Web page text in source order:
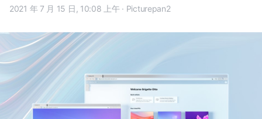
2021 年 7 月 15 日, 10:08 上午 · Picturepan2